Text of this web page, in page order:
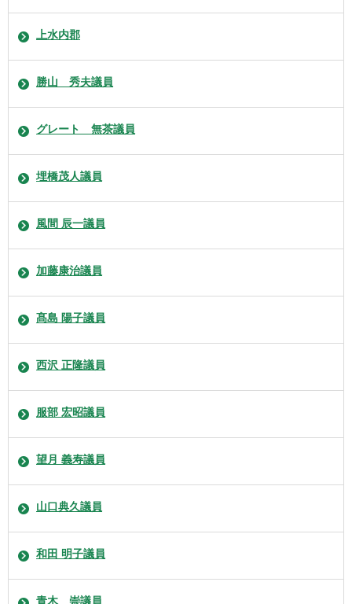
上水内郡
勝山 秀夫議員
グレート 無茶議員
埋橋茂人議員
風間 辰一議員
加藤康治議員
髙島 陽子議員
西沢 正隆議員
服部 宏昭議員
望月 義寿議員
山口典久議員
和田 明子議員
青木 崇議員